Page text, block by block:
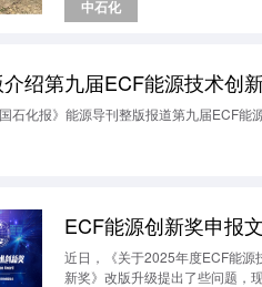
中石化
绍第九届ECF能源技术创
石化报》能源导刊整版报道第九届ECF能
ECF能源创新奖申报
近日，《关于2025年度ECF能源
新奖》改版升级提出了些问题，